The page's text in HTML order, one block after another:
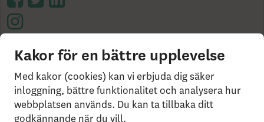
Cookies på skandia.se
Tillgänglighet
Användarvillkor
Ångerrätt och distansavtal
utanför Sverige?
Statlig insättningsgaranti &
investerar­skydd
Så behandlar vi dina personuppgifter
Kakor för en bättre upplevelse
Med kakor (cookies) kan vi erbjuda dig säker
inloggning, bättre funktionalitet och analysera hur
webbplatsen används. Du kan ta tillbaka ditt
godkännande när du vill.